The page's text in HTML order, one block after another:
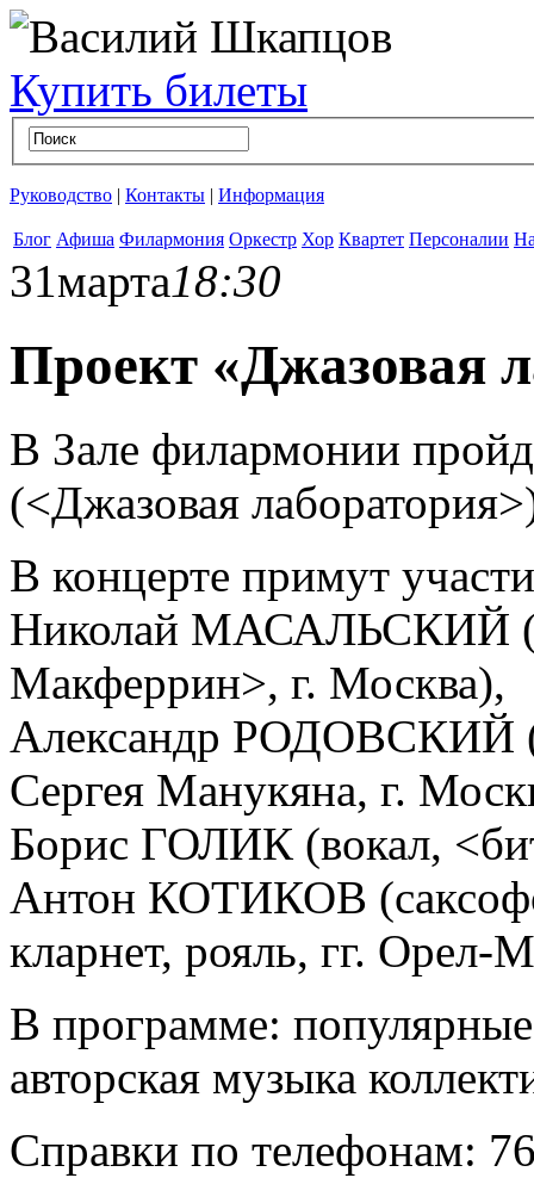
Купить билеты
Руководство | Контакты | Информация
Блог Афиша Филармония Оркестр Хор Квартет Персоналии
31марта18:30
Проект «Джазовая
В Зале филармонии
(<Джазовая
В концерте примут
Николай МАСАЛЬСКИЙ
Макферрин>, г. Москва),
Александр РОДОВСКИЙ
Сергея Манукяна, г.
Борис ГОЛИК (вокал,
Антон КОТИКОВ
кларнет, рояль, гг. Орел-
В программе:
авторская музыка
Справки по телефонам: